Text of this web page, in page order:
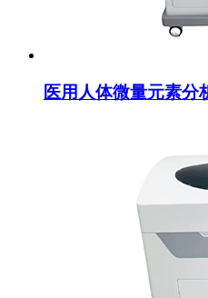
医用人体微量元素分